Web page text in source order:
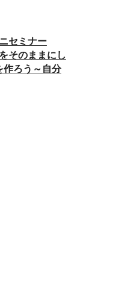
セミナー
そのままにし
作ろう～自分